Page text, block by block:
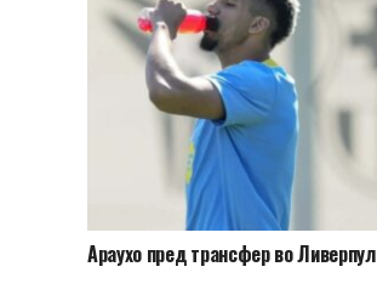
Араухо пред трансфер во Ливерпул